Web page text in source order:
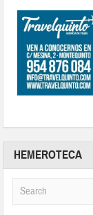
HEMEROTECA